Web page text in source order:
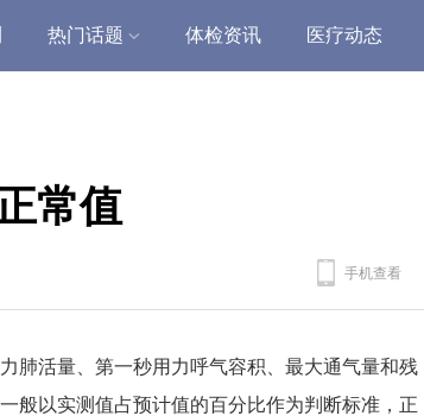
热门话题 体检资讯 医疗动态
常值
手机查看
肺活量、第一秒用力呼气容积、最大通气量和残
般以实测值占预计值的百分比作为判断标准，正